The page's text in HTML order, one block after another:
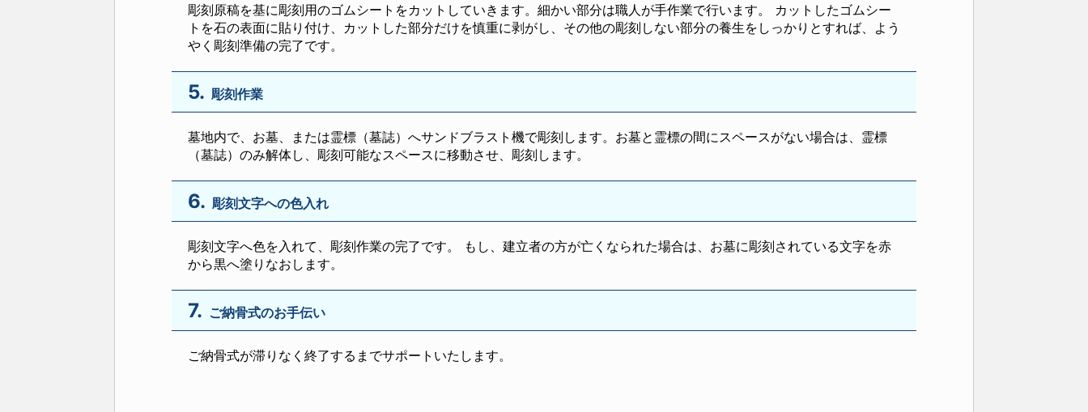
彫刻原稿を基に彫刻用のゴムシートをカットしていきます。細かい部分は職人が手作業で行います。 カットしたゴムシー
トを石の表面に貼り付け、カットした部分だけを慎重に剥がし、その他の彫刻しない部分の養生をしっかりとすれば、よう
やく彫刻準備の完了です。
5. 彫刻作業
墓地内で、お墓、または霊標（墓誌）へサンドブラスト機で彫刻します。お墓と霊標の間にスペースがない場合は、霊標
（墓誌）のみ解体し、彫刻可能なスペースに移動させ、彫刻します。
6. 彫刻文字への色入れ
彫刻文字へ色を入れて、彫刻作業の完了です。 もし、建立者の方が亡くなられた場合は、お墓に彫刻されている文字を赤
から黒へ塗りなおします。
7. ご納骨式のお手伝い
ご納骨式が滞りなく終了するまでサポートいたします。